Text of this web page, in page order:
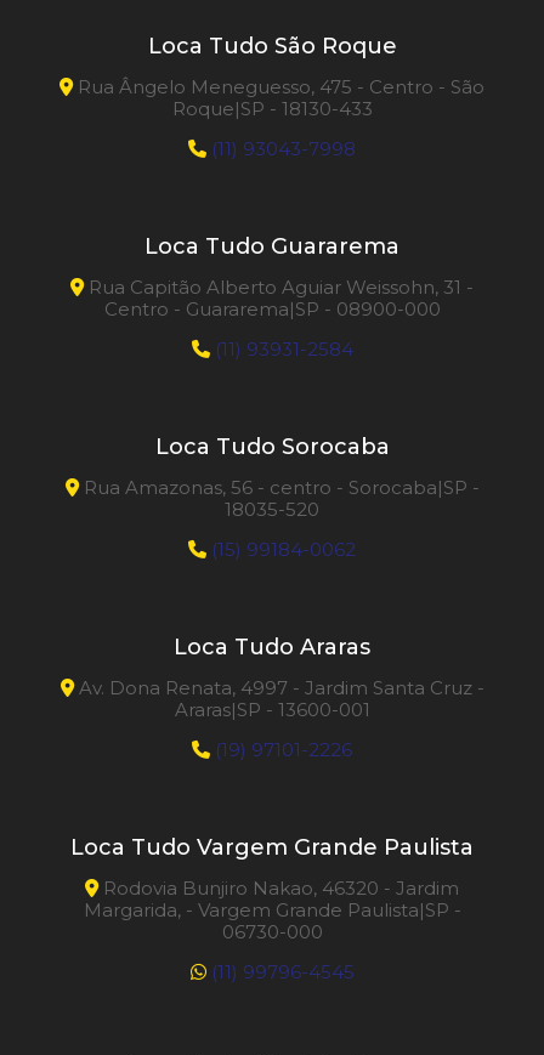
Loca Tudo São Roque
Rua Ângelo Meneguesso, 475 - Centro - São
Roque|SP - 18130-433
(11) 93043-7998
Loca Tudo Guararema
Rua Capitão Alberto Aguiar Weissohn, 31 -
Centro - Guararema|SP - 08900-000
(11) 93931-2584
Loca Tudo Sorocaba
Rua Amazonas, 56 - centro - Sorocaba|SP -
18035-520
(15) 99184-0062
Loca Tudo Araras
Av. Dona Renata, 4997 - Jardim Santa Cruz -
Araras|SP - 13600-001
(19) 97101-2226
Loca Tudo Vargem Grande Paulista
Rodovia Bunjiro Nakao, 46320 - Jardim
Margarida, - Vargem Grande Paulista|SP -
06730-000
(11) 99796-4545